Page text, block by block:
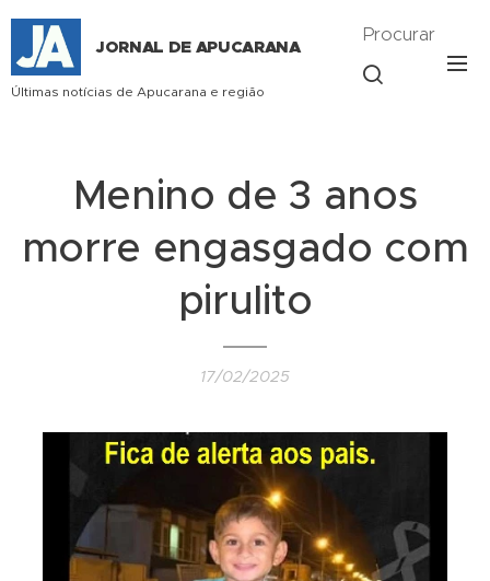
JORNAL DE APUCARANA
Últimas notícias de Apucarana e região
Procurar
Menino de 3 anos
morre engasgado com
pirulito
17/02/2025